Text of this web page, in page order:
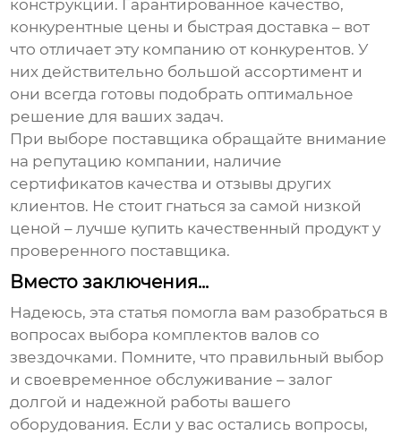
конструкции. Гарантированное качество,
конкурентные цены и быстрая доставка – вот
что отличает эту компанию от конкурентов. У
них действительно большой ассортимент и
они всегда готовы подобрать оптимальное
решение для ваших задач.
При выборе поставщика обращайте внимание
на репутацию компании, наличие
сертификатов качества и отзывы других
клиентов. Не стоит гнаться за самой низкой
ценой – лучше купить качественный продукт у
проверенного поставщика.
Вместо заключения...
Надеюсь, эта статья помогла вам разобраться в
вопросах выбора комплектов валов со
звездочками. Помните, что правильный выбор
и своевременное обслуживание – залог
долгой и надежной работы вашего
оборудования. Если у вас остались вопросы,